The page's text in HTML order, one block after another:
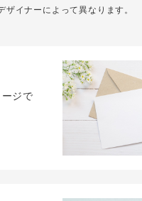
イナーによって異なります。
ジで